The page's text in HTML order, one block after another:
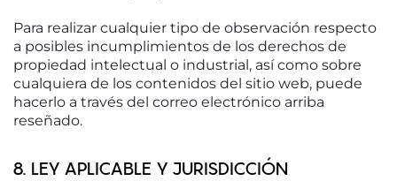
Para realizar cualquier tipo de observación respecto
a posibles incumplimientos de los derechos de
propiedad intelectual o industrial, así como sobre
cualquiera de los contenidos del sitio web, puede
hacerlo a través del correo electrónico arriba
reseñado.
8. LEY APLICABLE Y JURISDICCIÓN